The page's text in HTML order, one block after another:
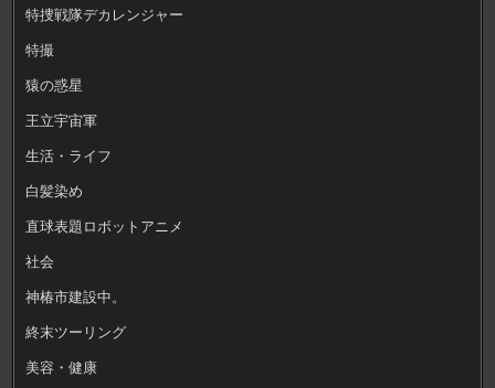
特捜戦隊デカレンジャー
特撮
猿の惑星
王立宇宙軍
生活・ライフ
白髪染め
直球表題ロボットアニメ
社会
神椿市建設中。
終末ツーリング
美容・健康